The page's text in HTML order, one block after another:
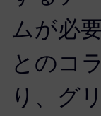
ムが必
とのコ
り、グ